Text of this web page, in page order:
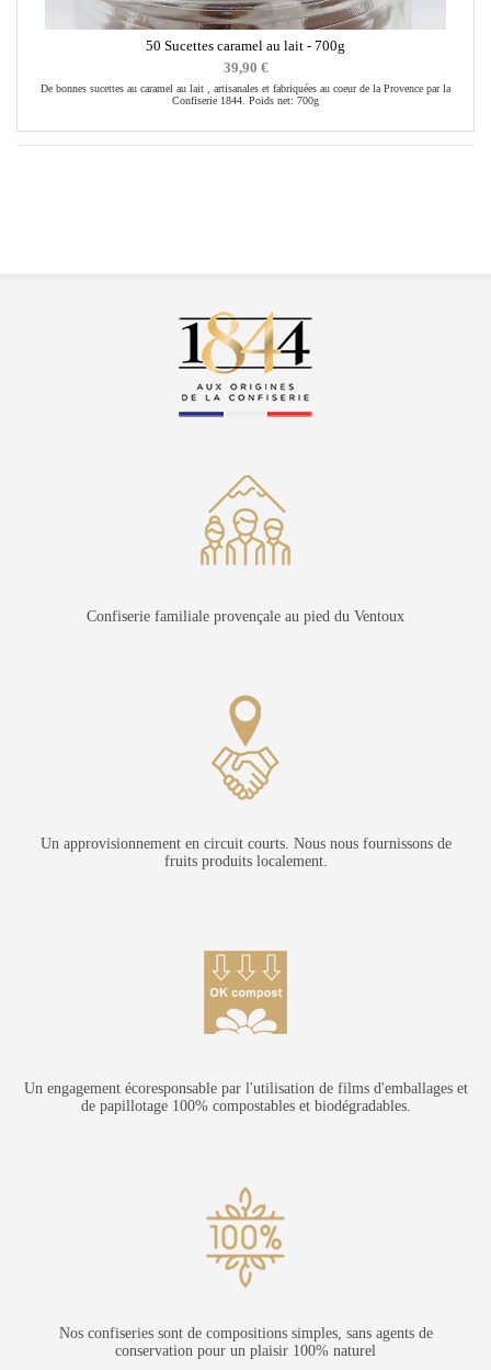
50 Sucettes caramel au lait - 700g
39,90 €
De bonnes sucettes au caramel au lait , artisanales et fabriquées au coeur de la Provence par la
Confiserie 1844. Poids net: 700g
Confiserie familiale provençale au pied du Ventoux
Un approvisionnement en circuit courts. Nous nous fournissons de
fruits produits localement.
Un engagement écoresponsable par l'utilisation de films d'emballages et
de papillotage 100% compostables et biodégradables.
Nos confiseries sont de compositions simples, sans agents de
conservation pour un plaisir 100% naturel